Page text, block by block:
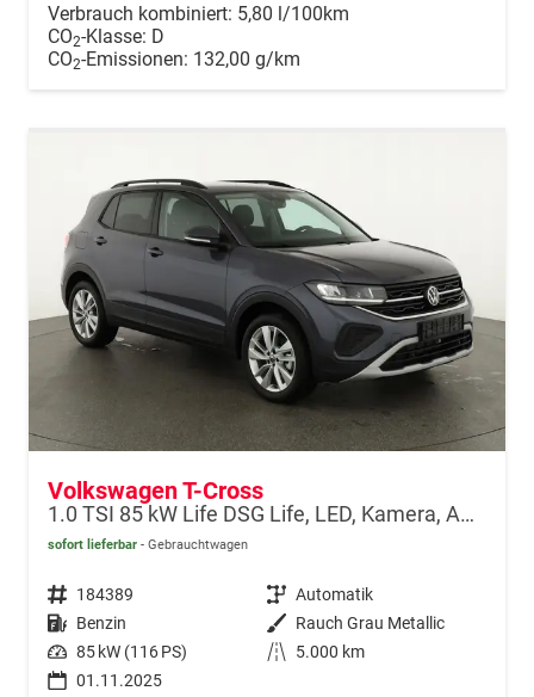
Verbrauch kombiniert: 5,80 l/100km
CO2-Klasse: D
CO2-Emissionen: 132,00 g/km
Volkswagen T-Cross
1.0 TSI 85 kW Life DSG Life, LED, Kamera, ACC, Side, Winter, 17-Zoll, 3-J. Garantie
sofort lieferbar Gebrauchtwagen
Fahrzeugnr. 184389 Getriebe Automatik
Kraftstoff Benzin Außenfarbe Rauch Grau Metallic
Leistung 85 kW (116 PS) Kilometerstand
5.000 km
01.11.2025